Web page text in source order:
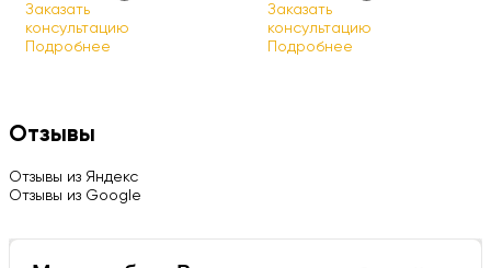
Заказать
консультацию
Подробнее
Заказать
консультацию
Подробнее
Отзывы
Отзывы из Яндекс
Отзывы из Google